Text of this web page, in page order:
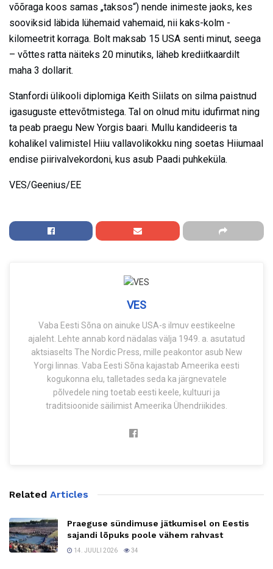
võõraga koos samas „taksos“) nende inimeste jaoks, kes
sooviksid läbida lühemaid vahemaid, nii kaks-kolm ­
kilomeetrit korraga. Bolt maksab 15 USA senti minut, seega
– võttes ratta näiteks 20 minutiks, läheb krediitkaardilt
maha 3 dollarit.
Stanfordi ülikooli diplomiga Keith Siilats on silma paistnud
igasuguste ettevõtmistega. Tal on olnud mitu idufirmat ning
ta peab praegu New Yorgis baari. Mullu kandideeris ta
kohalikel valimistel Hiiu vallavolikokku ning soetas Hiiumaal
endise piirivalvekordoni, kus asub Paadi puhkeküla.
VES/Geenius/EE
VES
Vaba Eesti Sõna on ainuke USA-s ilmuv eestikeelne
ajaleht. Lehte annab kord nädalas välja 1949. a. asutatud
aktsiaselts The Nordic Press, mille peakontor asub New
Yorgi linnas. Vaba Eesti Sõna kajastab Ameerika eesti
kogukonna elu, talletades seda ka järgnevatele
põlvedele ning toetab eesti keele, kultuuri ja
traditsioonide säilimist Ameerika Ühendriikides.
Related Articles
Praeguse sündimuse jätkumisel on Eestis
sajandi lõpuks poole vähem rahvast
14. JUULI 2026 34